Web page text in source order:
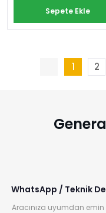
Sepete Ekle
1 2
WhatsApp / Teknik
Aracınıza uyumdan emin